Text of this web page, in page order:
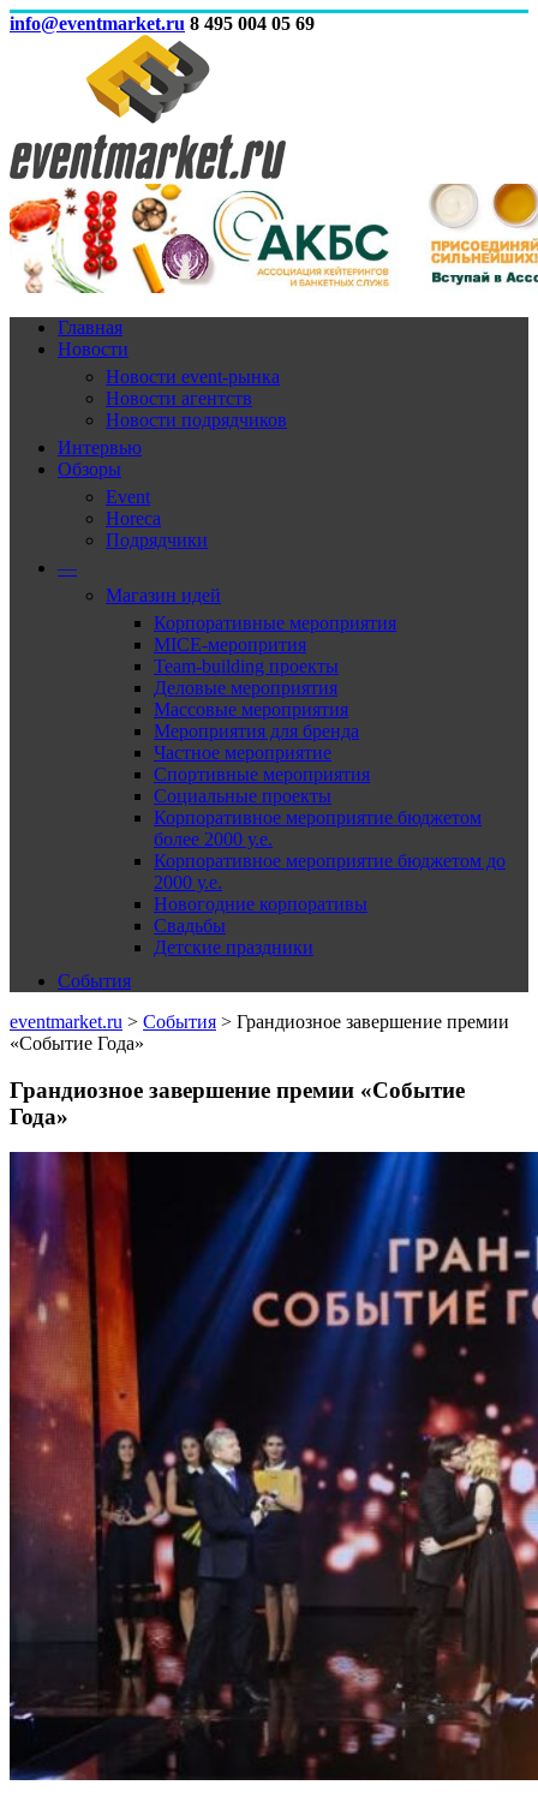
info@eventmarket.ru 8 495 004 05 69
Главная
Новости
Новости event-рынка
Новости агентств
Новости подрядчиков
Интервью
Обзоры
Event
Horeca
Подрядчики
—
Магазин идей
Корпоративные мероприятия
MICE-меропрития
Team-building проекты
Деловые мероприятия
Массовые мероприятия
Мероприятия для бренда
Частное мероприятие
Спортивные мероприятия
Социальные проекты
Корпоративное мероприятие бюджетом
более 2000 у.е.
Корпоративное мероприятие бюджетом до
2000 у.е.
Новогодние корпоративы
Свадьбы
Детские праздники
События
eventmarket.ru > События > Грандиозное завершение премии
«Событие Года»
Грандиозное завершение премии «Событие
Года»